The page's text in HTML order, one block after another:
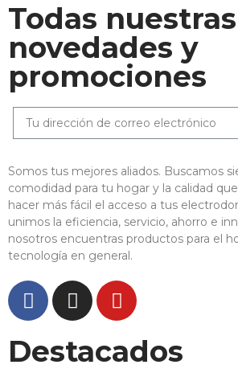
Todas nuestras
novedades y
promociones
Somos tus mejores aliados. Buscamos
comodidad para tu hogar y la calidad
hacer más fácil el acceso a tus
unimos la eficiencia, servicio, ahorro e
nosotros encuentras productos para el
tecnología en general.
Destacados